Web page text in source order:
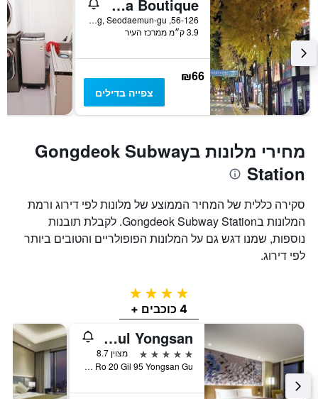
Philstay Ehwa Boutique
56-126, Daehyeon-Dong, Seodaemun-gu, סיאול, דרום קוריאה
3.9 ק״מ ממרכז העיר
₪66
צפייה בדילים
מחירי מלונות בGongdeok Subway
Station
סקירה כללית של המחיר הממוצע של מלונות לפי דירוג ורמת
המלונות בGongdeok Subway Station. לקבלת תובנות
נוספות, שמנו דגש גם על המלונות הפופולריים והטובים ביותר
לפי דירוג.
4 כוכבים
4 כוכבים +
Novotel Suites Ambassador Seoul Yongsan
5 כוכבים
מצוין 8.7
Cheongpa Ro 20 Gil 95 Yongsan Gu, סיאול, דרום קוריאה